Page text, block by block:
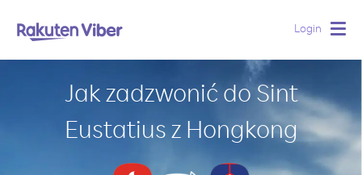
Login
Jak zadzwonić do Sint
Eustatius z Hongkong